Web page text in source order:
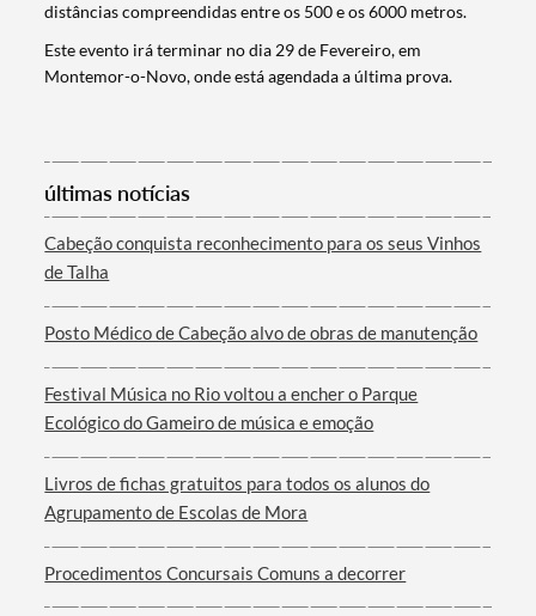
Categorias gerais
Filtros
distâncias compreendidas entre os 500 e os 6000 metros.
Este evento irá terminar no dia 29 de Fevereiro, em
Montemor-o-Novo, onde está agendada a última prova.
últimas notícias
Cabeção conquista reconhecimento para os seus Vinhos
de Talha
Posto Médico de Cabeção alvo de obras de manutenção
Festival Música no Rio voltou a encher o Parque
Ecológico do Gameiro de música e emoção
Livros de fichas gratuitos para todos os alunos do
Agrupamento de Escolas de Mora
Procedimentos Concursais Comuns a decorrer